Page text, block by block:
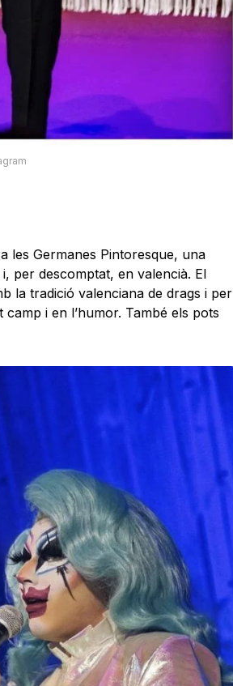
les Germanes Pintoresque, una
per descomptat, en valencià. El
la tradició valenciana de drags i per
i en l’humor. També els pots